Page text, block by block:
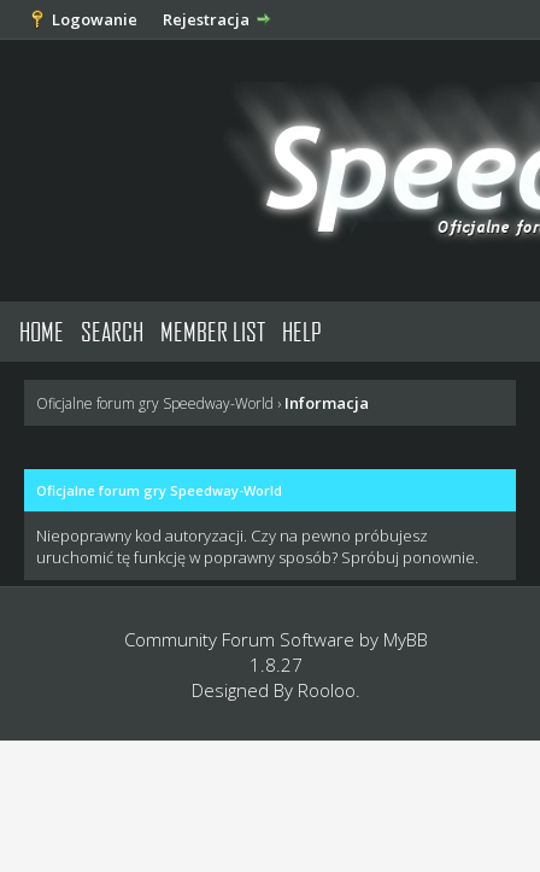
Logowanie Rejestracja
HOME SEARCH MEMBER LIST HELP
Oficjalne forum gry Speedway-World › Informacja
Oficjalne forum gry Speedway-World
Niepoprawny kod autoryzacji. Czy na pewno próbujesz
uruchomić tę funkcję w poprawny sposób? Spróbuj ponownie.
Community Forum Software by MyBB
1.8.27
Designed By Rooloo.